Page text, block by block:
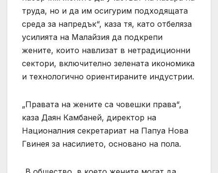
труда, но и да им осигурим подходящата
среда за напредък“, каза тя, като отбеляза
усилията на Малайзия да подкрепи
жените, които навлизат в нетрадиционни
сектори, включително зелената икономика
и технологично ориентираните индустрии.
„Правата на жените са човешки права“,
каза Даян Камбаней, директор на
Националния секретариат на Папуа Нова
Гвинея за насилието, основано на пола.